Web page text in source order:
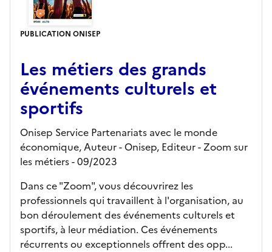
PUBLICATION ONISEP
Les métiers des grands
événements culturels et
sportifs
Onisep Service Partenariats avec le monde
économique, Auteur - Onisep, Editeur- Zoom sur
les métiers- 09/2023
Dans ce "Zoom", vous découvrirez les
professionnels qui travaillent à l'organisation, au
bon déroulement des événements culturels et
sportifs, à leur médiation. Ces événements
récurrents ou exceptionnels offrent des opp...